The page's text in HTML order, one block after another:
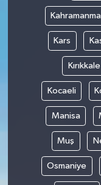
Kars
Kırıkkale
Kocaeli
Manisa
Muş
Osmaniye